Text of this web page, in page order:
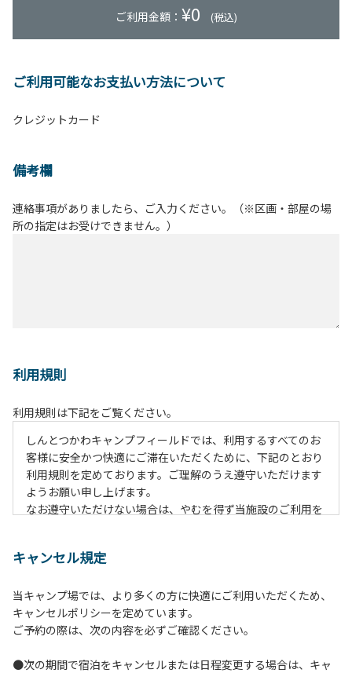
ご利用金額： ¥0 (税込)
ご利用可能なお支払い方法について
クレジットカード
備考欄
連絡事項がありましたら、ご入力ください。（※区画・部屋の場
所の指定はお受けできません。）
利用規則
利用規則は下記をご覧ください。
しんとつかわキャンプフィールドでは、利用するすべてのお
客様に安全かつ快適にご滞在いただくために、下記のとおり
利用規則を定めております。ご理解のうえ遵守いただけます
ようお願い申し上げます。
なお遵守いただけない場合は、やむを得ず当施設のご利用を
【ご利用上の注意事項ならびに禁止事項】
２.安全管理上、お子様の単独での行動はご遠慮ください。
３.調度品などの持ち出しはしないでください。
４.午後10時以降の花火の使用は禁止です。
使用、夜間の大声での談笑等）や他人に嫌悪感を与えるよう
キャンセル規定
当キャンプ場では、より多くの方に快適にご利用いただくため、
キャンセルポリシーを定めています。
ご予約の際は、次の内容を必ずご確認ください。
●次の期間で宿泊をキャンセルまたは日程変更する場合は、キャ